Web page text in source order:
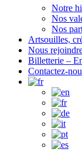
Notre
Nos
Nos
Artsouilles,
Nous
Billetterie –
Contactez-